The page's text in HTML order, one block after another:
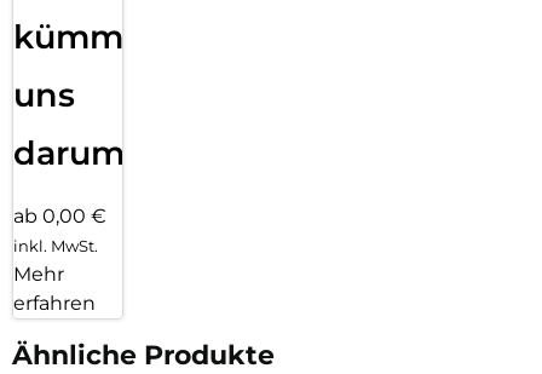
kümmern
uns
darum!
ab 0,00 €
inkl. MwSt.
Mehr
erfahren
Ähnliche Produkte